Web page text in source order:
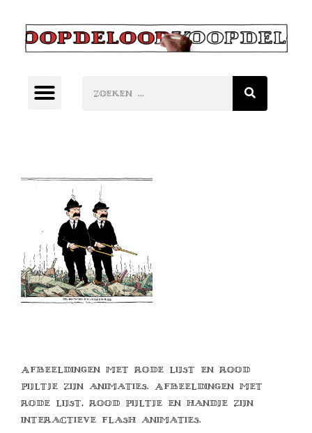
Afbeeldingen met rode lijst en rood
pijltje zijn animaties. Afbeeldingen met
rode lijst, rood pijltje en handje zijn
interactieve flash animaties.